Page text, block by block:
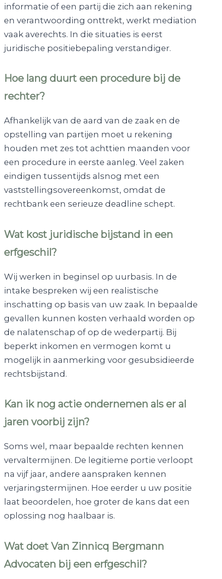
informatie of een partij die zich aan rekening
en verantwoording onttrekt, werkt mediation
vaak averechts. In die situaties is eerst
juridische positiebepaling verstandiger.
Hoe lang duurt een procedure bij de
rechter?
Afhankelijk van de aard van de zaak en de
opstelling van partijen moet u rekening
houden met zes tot achttien maanden voor
een procedure in eerste aanleg. Veel zaken
eindigen tussentijds alsnog met een
vaststellingsovereenkomst, omdat de
rechtbank een serieuze deadline schept.
Wat kost juridische bijstand in een
erfgeschil?
Wij werken in beginsel op uurbasis. In de
intake bespreken wij een realistische
inschatting op basis van uw zaak. In bepaalde
gevallen kunnen kosten verhaald worden op
de nalatenschap of op de wederpartij. Bij
beperkt inkomen en vermogen komt u
mogelijk in aanmerking voor gesubsidieerde
rechtsbijstand.
Kan ik nog actie ondernemen als er al
jaren voorbij zijn?
Soms wel, maar bepaalde rechten kennen
vervaltermijnen. De legitieme portie verloopt
na vijf jaar, andere aanspraken kennen
verjaringstermijnen. Hoe eerder u uw positie
laat beoordelen, hoe groter de kans dat een
oplossing nog haalbaar is.
Wat doet Van Zinnicq Bergmann
Advocaten bij een erfgeschil?